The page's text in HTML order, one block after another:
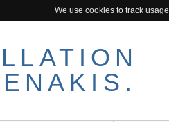
We use cookies to track